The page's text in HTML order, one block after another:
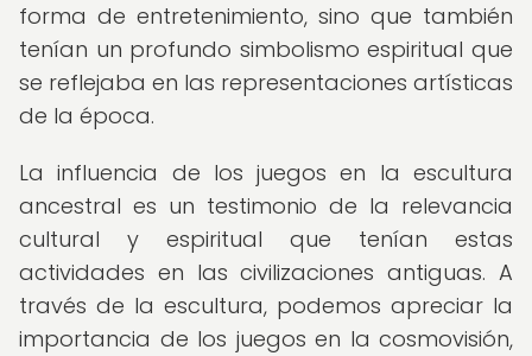
forma de entretenimiento, sino que también
tenían un profundo simbolismo espiritual que
se reflejaba en las representaciones artísticas
de la época.
La influencia de los juegos en la escultura
ancestral es un testimonio de la relevancia
cultural y espiritual que tenían estas
actividades en las civilizaciones antiguas. A
través de la escultura, podemos apreciar la
importancia de los juegos en la cosmovisión,